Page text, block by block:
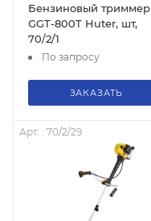
Бензиновый триммер
GGT-800T Huter, шт,
70/2/1
По запросу
ЗАКАЗАТЬ
Арт. : 70/2/29